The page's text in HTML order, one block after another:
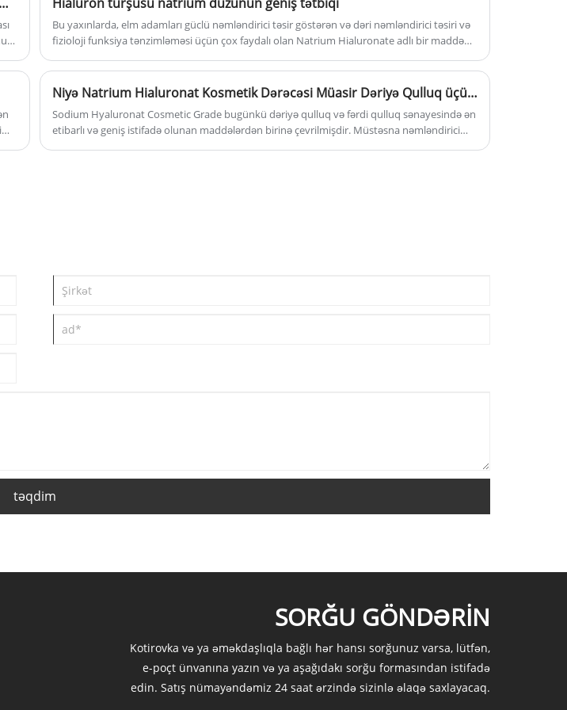
lubrication, viscosity
biocompatibility, so HA is
applied to cosmetics, health
filling operation and
Bu yaxınlarda, elm adamları güclü nəmləndirici təsir göstərən və dəri nəmləndirici təsiri və
fizioloji funksiya tənzimləməsi üçün çox faydalı olan Natrium Hialuronate adlı bir maddə
Niyə Natrium Hialuronat Kosmetik Dərəcəsi Müasir Dəriyə Qulluq üçün Əsasdır?
Sodium Hyaluronat Cosmetic Grade bugünkü dəriyə qulluq və fərdi qulluq sənayesində ən
etibarlı və geniş istifadə olunan maddələrdən birinə çevrilmişdir. Müstəsna nəmləndirici
təqdim
SORĞU GÖNDƏRIN
Kotirovka və ya əməkdaşlıqla bağlı hər hansı sorğunuz varsa, lütfən,
e-poçt ünvanına yazın və ya aşağıdakı sorğu formasından istifadə
edin. Satış nümayəndəmiz 24 saat ərzində sizinlə əlaqə saxlayacaq.